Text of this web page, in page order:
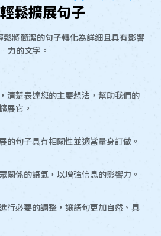
輕鬆擴展句子
將簡潔的句子轉化為詳細且具有影響
力的文字。
清楚表達您的主要想法，幫助我們的
展它。
的句子具有相關性並適當量身訂做。
關係的語氣，以增強信息的影響力。
行必要的調整，讓語句更加自然、具